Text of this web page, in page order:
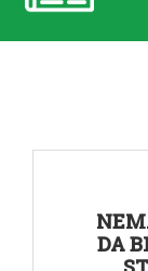
DA